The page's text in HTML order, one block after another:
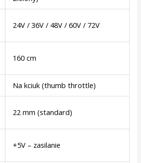
24V / 36V / 48V / 60V / 72V
160 cm
Na kciuk (thumb throttle)
22 mm (standard)
+5V – zasilanie